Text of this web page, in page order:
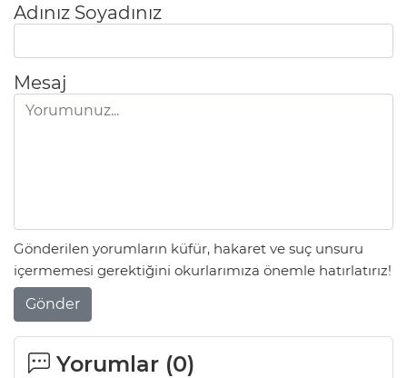
Adınız Soyadınız
Mesaj
Gönderilen yorumların küfür, hakaret ve suç unsuru
içermemesi gerektiğini okurlarımıza önemle hatırlatırız!
Gönder
Yorumlar (0)